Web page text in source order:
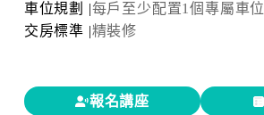
車位規劃 |每戶至少配置1個專屬車位
交房標準 |精裝修
報名講座